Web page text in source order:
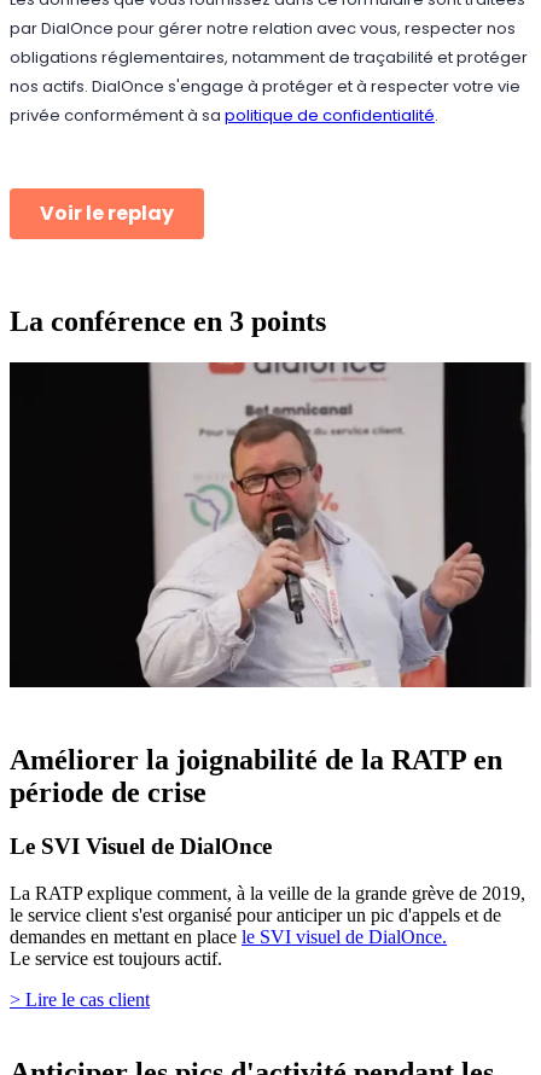
La conférence en 3 points
Améliorer la joignabilité de la RATP en
période de crise
Le SVI Visuel de DialOnce
La RATP explique comment, à la veille de la grande grève de 2019,
le service client s'est organisé pour anticiper un pic d'appels et de
demandes en mettant en place le SVI visuel de DialOnce.
Le service est toujours actif.
> Lire le cas client